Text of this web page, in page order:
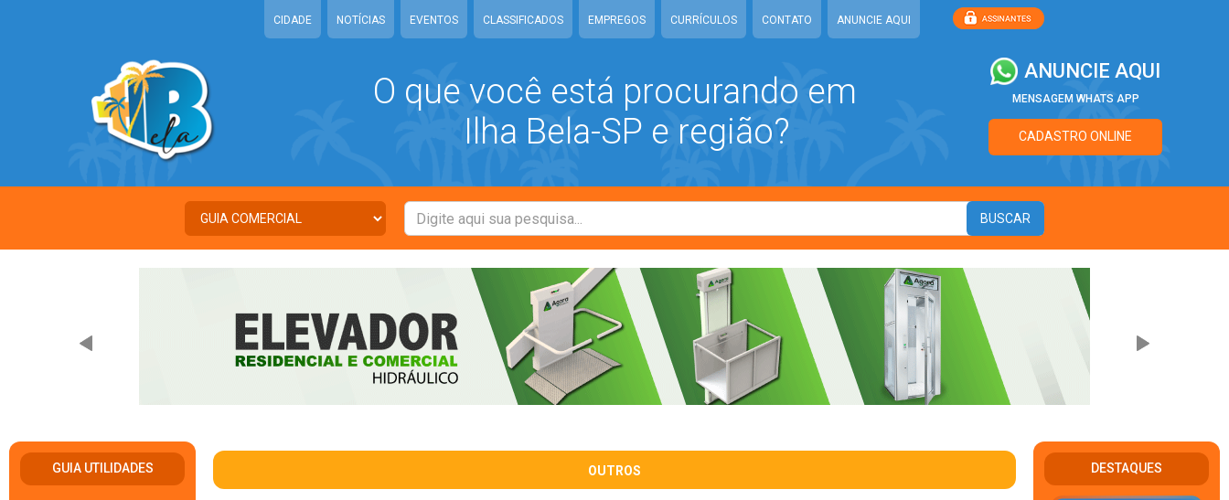
CIDADE NOTÍCIAS EVENTOS CLASSIFICADOS EMPREGOS CURRÍCULOS CONTATO ANUNCIE AQUI
O que você está procurando em
Ilha Bela-SP e região?
ANUNCIE AQUI
MENSAGEM WHATS APP
CADASTRO ONLINE
GUIA UTILIDADES OUTROS DESTAQUES